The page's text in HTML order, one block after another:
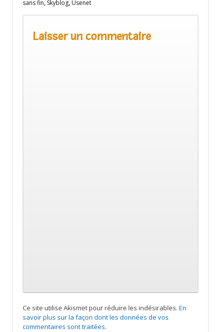
sans fin, Skyblog, Usenet
Laisser un commentaire
Ce site utilise Akismet pour réduire les indésirables. En
savoir plus sur la façon dont les données de vos
commentaires sont traitées.